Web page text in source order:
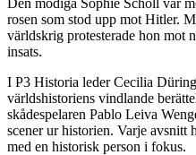
rosen som stod upp mot Hitler.
världskrig protesterade hon mot
insats.
I P3 Historia leder Cecilia
världshistoriens vindlande
skådespelaren Pablo Leiva
scener ur historien. Varje avsnitt
med en historisk person i fokus.